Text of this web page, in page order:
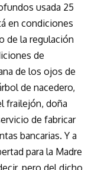
usada 25
en condiciones
de la regulación
de
de los ojos de
de nacedero,
frailejón, doña
de fabricar
bancarias. Y a
para la Madre
pero del dicho